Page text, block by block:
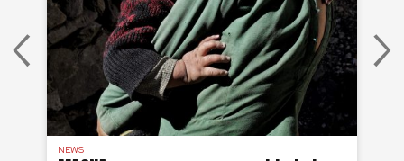
NEWS